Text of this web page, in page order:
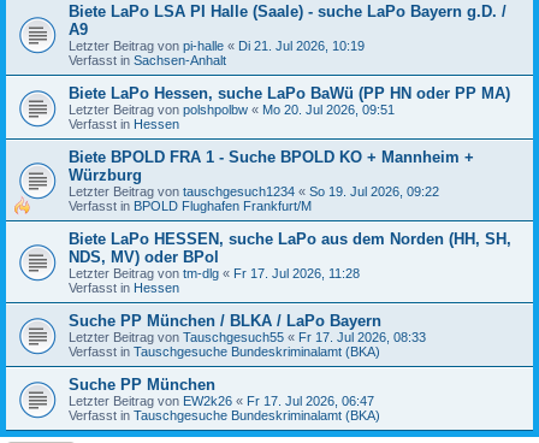
Biete LaPo LSA PI Halle (Saale) - suche LaPo Bayern g.D. /
A9
Letzter Beitrag von pi-halle « Di 21. Jul 2026, 10:19
Verfasst in Sachsen-Anhalt
Biete LaPo Hessen, suche LaPo BaWü (PP HN oder PP MA)
Letzter Beitrag von polshpolbw « Mo 20. Jul 2026, 09:51
Verfasst in Hessen
Biete BPOLD FRA 1 - Suche BPOLD KO + Mannheim +
Würzburg
Letzter Beitrag von tauschgesuch1234 « So 19. Jul 2026, 09:22
Verfasst in BPOLD Flughafen Frankfurt/M
Biete LaPo HESSEN, suche LaPo aus dem Norden (HH, SH,
NDS, MV) oder BPol
Letzter Beitrag von tm-dlg « Fr 17. Jul 2026, 11:28
Verfasst in Hessen
Suche PP München / BLKA / LaPo Bayern
Letzter Beitrag von Tauschgesuch55 « Fr 17. Jul 2026, 08:33
Verfasst in Tauschgesuche Bundeskriminalamt (BKA)
Suche PP München
Letzter Beitrag von EW2k26 « Fr 17. Jul 2026, 06:47
Verfasst in Tauschgesuche Bundeskriminalamt (BKA)